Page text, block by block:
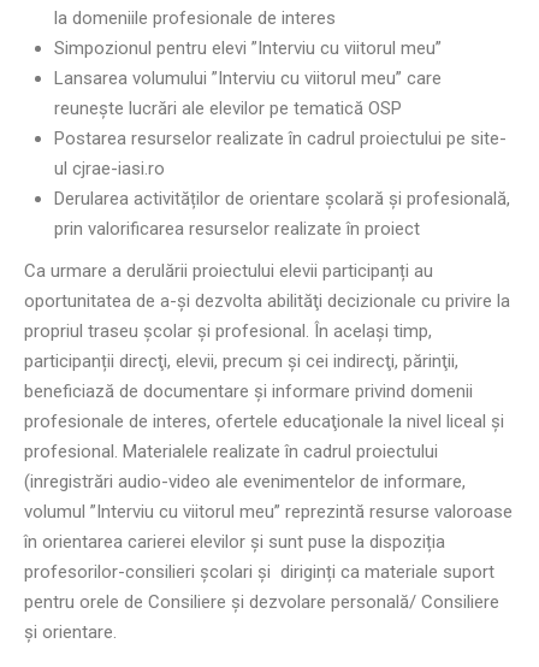
la domeniile profesionale de interes
Simpozionul pentru elevi ”Interviu cu viitorul meu”
Lansarea volumului ”Interviu cu viitorul meu” care
reunește lucrări ale elevilor pe tematică OSP
Postarea resurselor realizate în cadrul proiectului pe site-
ul cjrae-iasi.ro
Derularea activităților de orientare școlară și profesională,
prin valorificarea resurselor realizate în proiect
Ca urmare a derulării proiectului elevii participanți au
oportunitatea de a-și dezvolta abilităţi decizionale cu privire la
propriul traseu școlar și profesional. În acelaşi timp,
participanții direcţi, elevii, precum şi cei indirecţi, părinţii,
beneficiază de documentare şi informare privind domenii
profesionale de interes, ofertele educaţionale la nivel liceal și
profesional. Materialele realizate în cadrul proiectului
(inregistrări audio-video ale evenimentelor de informare,
volumul ”Interviu cu viitorul meu” reprezintă resurse valoroase
în orientarea carierei elevilor și sunt puse la dispoziția
profesorilor-consilieri școlari și diriginți ca materiale suport
pentru orele de Consiliere și dezvolare personală/ Consiliere
și orientare.